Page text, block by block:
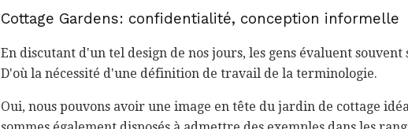
Cottage Gardens: confidentialité, conception informelle
En discutant d'un tel design de nos jours, les gens évaluent
D'où la nécessité d'une définition de travail de la terminologie.
Oui, nous pouvons avoir une image en tête du jardin de cottage